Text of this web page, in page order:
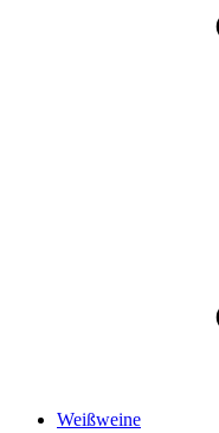
Weißweine